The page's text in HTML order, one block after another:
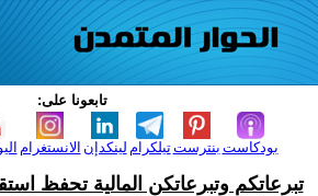
تابعونا على:
الانستغرام لينكدإن تيلكرامبنترست بودكاست
تبرعاتكم وتبرعاتكن المالية تحفظ